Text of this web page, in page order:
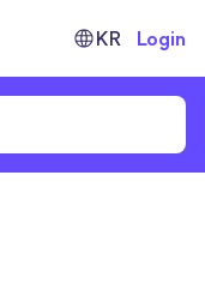
KR Login